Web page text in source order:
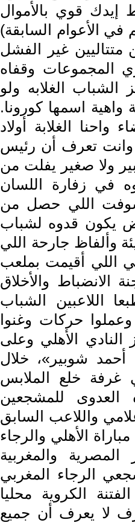
إيدك قوي بالأموال
في الأعوام السابقة)
غير الفشل
المجموعات وقفاه
الغلابه ولو
اسمها كورونا.
واحنا الغلابة أولاد
وانت تعرف أن رئيس
ولا صغير يفلت من
في زفارة اللسان
اللي حصل من
يكون قدوه لشباب
وألفاظ جارحة اللي
اللي أقيمت بملعب
الانضباط والأخلاق
مباريات. وطبعا اللاعبين الشباب
حركات وغنوا
النادي الأهلي وعلى
شوبير»، خلال
غرفة خلع الملابس
العدوى للمشجعين
واللاعب السابق
الأهلي والرجاء
والمغربية
الرجاء المغربي
الكروية محليا
لا يعرف أن جميع